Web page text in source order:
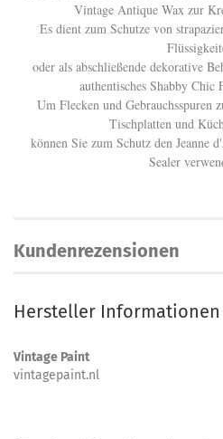
Vintage Antique Wax zur
Es dient zum Schutze von
oder als abschließende dekorative
authentisches Shabby
Um Flecken und Gebrauchsspuren
Tischplatten und
können Sie zum Schutz den
Sealer
Kundenrezensionen
Hersteller Informationen
Vintage Paint
vintagepaint.nl